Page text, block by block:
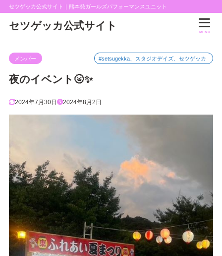
セツゲッカ公式サイト｜熊本発ガールズパフォーマンスユニット
セツゲッカ公式サイト
MENU
メンバー #setsugekka、スタジオデイズ、セツゲッカ
夜のイベント🌝✨
2024年7月30日 2024年8月2日